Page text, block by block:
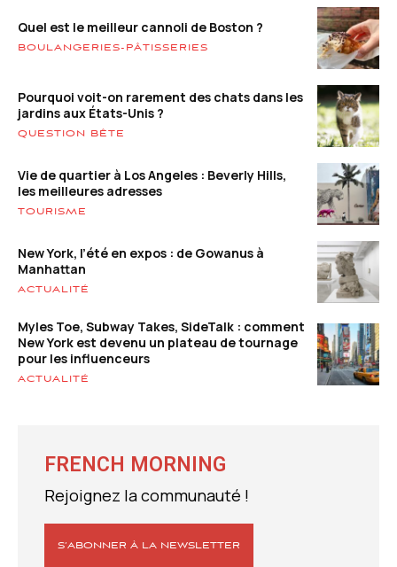
Quel est le meilleur cannoli de Boston ?
BOULANGERIES-PÂTISSERIES
Pourquoi voit-on rarement des chats dans les
jardins aux États-Unis ?
QUESTION BÊTE
Vie de quartier à Los Angeles : Beverly Hills,
les meilleures adresses
TOURISME
New York, l’été en expos : de Gowanus à
Manhattan
ACTUALITÉ
Myles Toe, Subway Takes, SideTalk : comment
New York est devenu un plateau de tournage
pour les influenceurs
ACTUALITÉ
FRENCH MORNING
Rejoignez la communauté !
S’ABONNER À LA NEWSLETTER